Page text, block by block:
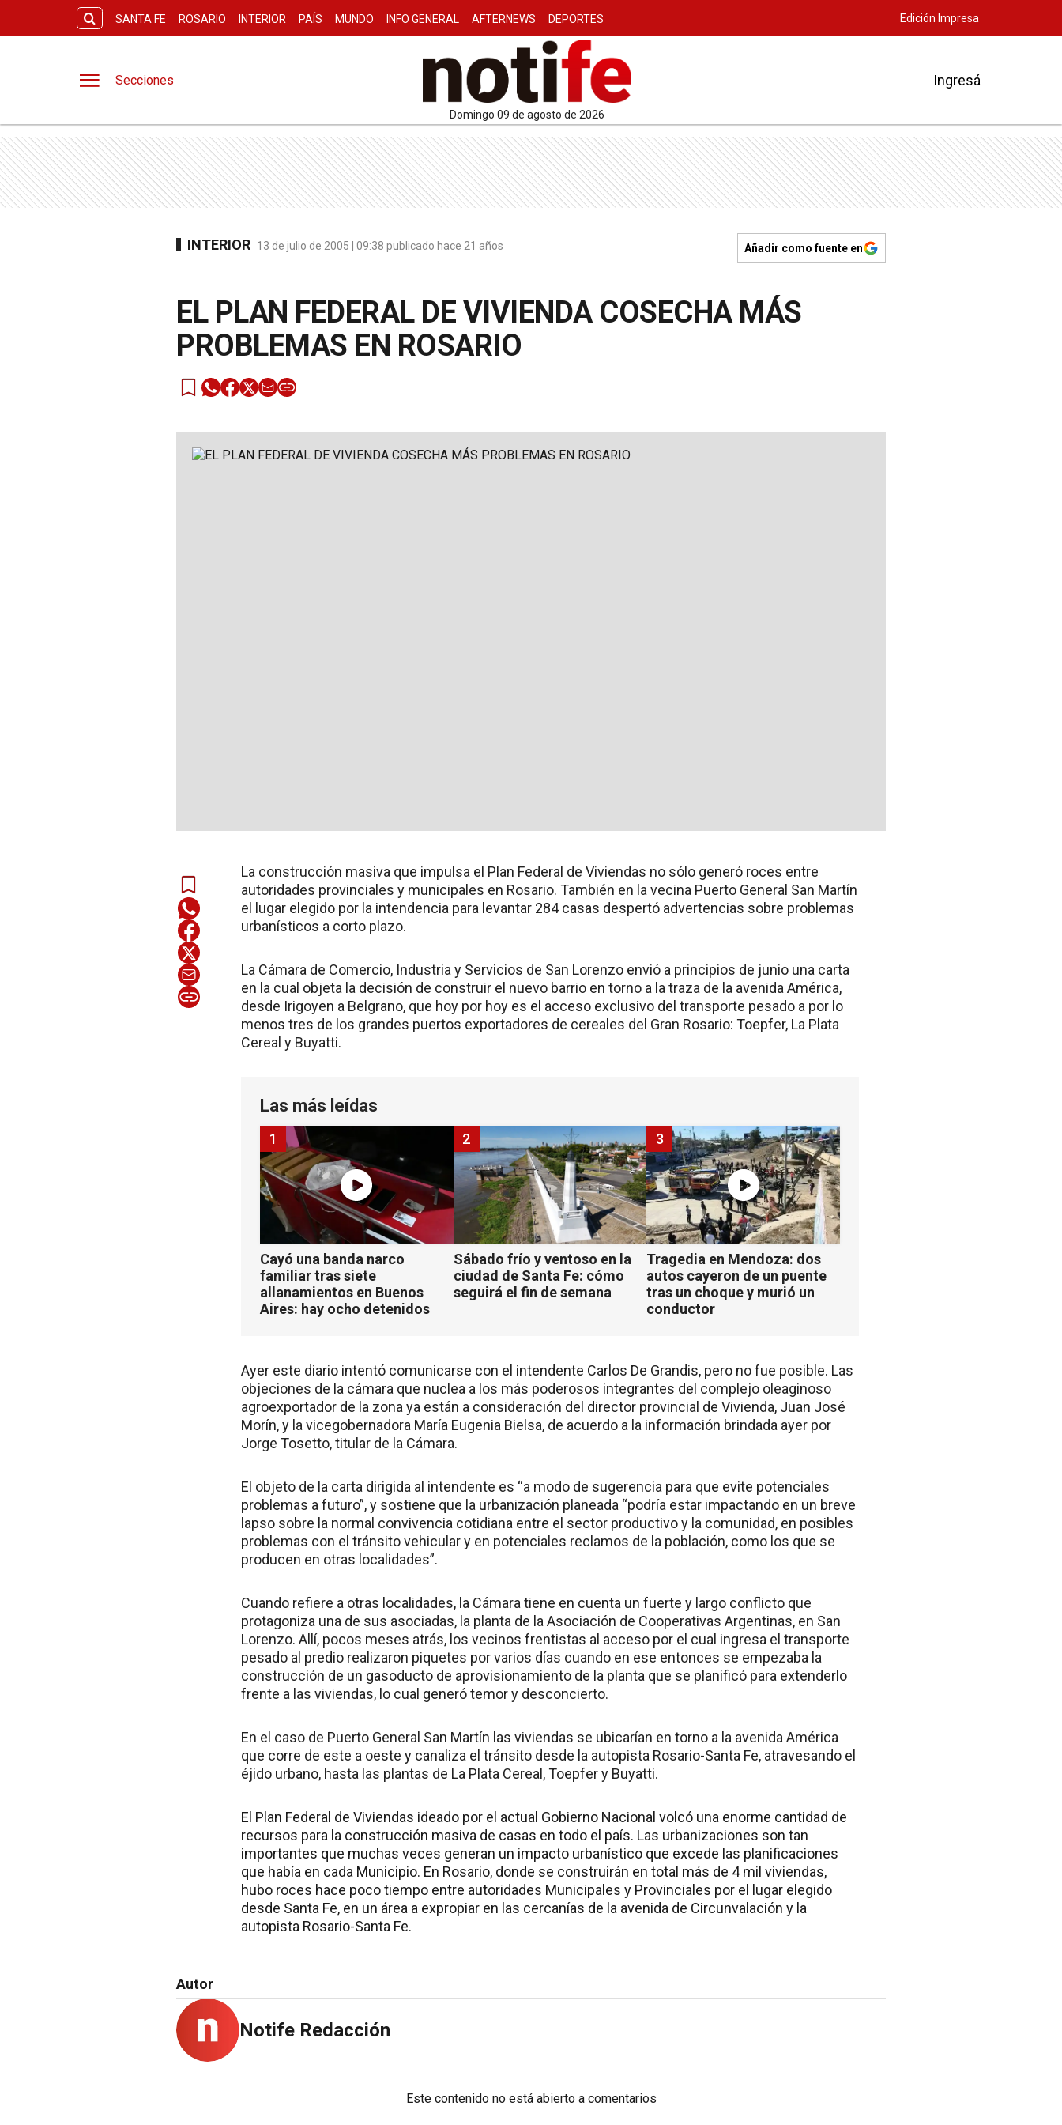
SANTA FE ROSARIO INTERIOR PAÍS MUNDO INFO GENERAL AFTERNEWS DEPORTES Edición Impresa
Secciones
domingo 09 de agosto de 2026
Ingresá
INTERIOR 13 de julio de 2005 | 09:38 publicado hace 21 años Añadir como fuente en
EL PLAN FEDERAL DE VIVIENDA COSECHA MÁS
PROBLEMAS EN ROSARIO
La construcción masiva que impulsa el Plan Federal de Viviendas no sólo generó roces entre
autoridades provinciales y municipales en Rosario. También en la vecina Puerto General San Martín
el lugar elegido por la intendencia para levantar 284 casas despertó advertencias sobre problemas
urbanísticos a corto plazo.
La Cámara de Comercio, Industria y Servicios de San Lorenzo envió a principios de junio una carta
en la cual objeta la decisión de construir el nuevo barrio en torno a la traza de la avenida América,
desde Irigoyen a Belgrano, que hoy por hoy es el acceso exclusivo del transporte pesado a por lo
menos tres de los grandes puertos exportadores de cereales del Gran Rosario: Toepfer, La Plata
Cereal y Buyatti.
Las más leídas
Cayó una banda narco
familiar tras siete
allanamientos en Buenos
Aires: hay ocho detenidos
1
Sábado frío y ventoso en la
ciudad de Santa Fe: cómo
seguirá el fin de semana
2
Tragedia en Mendoza: dos
autos cayeron de un puente
tras un choque y murió un
conductor
3
Ayer este diario intentó comunicarse con el intendente Carlos De Grandis, pero no fue posible. Las
objeciones de la cámara que nuclea a los más poderosos integrantes del complejo oleaginoso
agroexportador de la zona ya están a consideración del director provincial de Vivienda, Juan José
Morín, y la vicegobernadora María Eugenia Bielsa, de acuerdo a la información brindada ayer por
Jorge Tosetto, titular de la Cámara.
El objeto de la carta dirigida al intendente es “a modo de sugerencia para que evite potenciales
problemas a futuro”, y sostiene que la urbanización planeada “podría estar impactando en un breve
lapso sobre la normal convivencia cotidiana entre el sector productivo y la comunidad, en posibles
problemas con el tránsito vehicular y en potenciales reclamos de la población, como los que se
producen en otras localidades”.
Cuando refiere a otras localidades, la Cámara tiene en cuenta un fuerte y largo conflicto que
protagoniza una de sus asociadas, la planta de la Asociación de Cooperativas Argentinas, en San
Lorenzo. Allí, pocos meses atrás, los vecinos frentistas al acceso por el cual ingresa el transporte
pesado al predio realizaron piquetes por varios días cuando en ese entonces se empezaba la
construcción de un gasoducto de aprovisionamiento de la planta que se planificó para extenderlo
frente a las viviendas, lo cual generó temor y desconcierto.
En el caso de Puerto General San Martín las viviendas se ubicarían en torno a la avenida América
que corre de este a oeste y canaliza el tránsito desde la autopista Rosario-Santa Fe, atravesando el
éjido urbano, hasta las plantas de La Plata Cereal, Toepfer y Buyatti.
El Plan Federal de Viviendas ideado por el actual Gobierno Nacional volcó una enorme cantidad de
recursos para la construcción masiva de casas en todo el país. Las urbanizaciones son tan
importantes que muchas veces generan un impacto urbanístico que excede las planificaciones
que había en cada Municipio. En Rosario, donde se construirán en total más de 4 mil viviendas,
hubo roces hace poco tiempo entre autoridades Municipales y Provinciales por el lugar elegido
desde Santa Fe, en un área a expropiar en las cercanías de la avenida de Circunvalación y la
autopista Rosario-Santa Fe.
Autor
Notife Redacción
Este contenido no está abierto a comentarios